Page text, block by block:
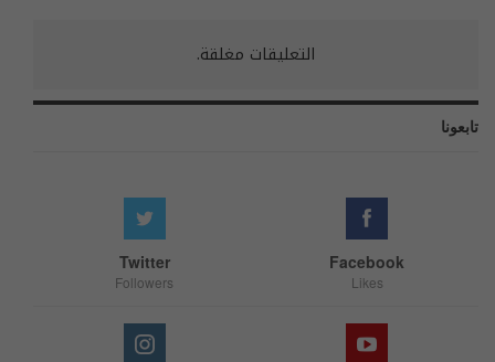
التعليقات مغلقة.
تابعونا
Facebook
Likes
Twitter
Followers